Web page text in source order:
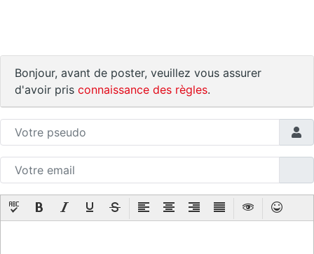
Bonjour, avant de poster, veuillez vous assurer
d'avoir pris connaissance des règles.